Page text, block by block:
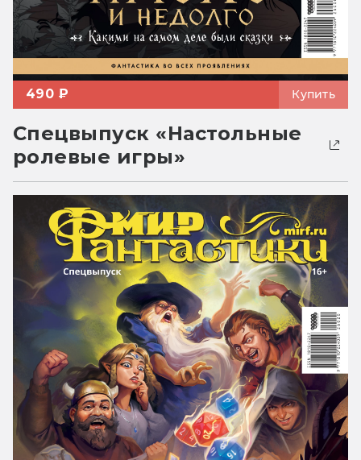
490 ₽ Купить
Спецвыпуск «Настольные
ролевые игры»